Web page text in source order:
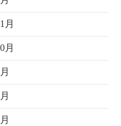
月
月